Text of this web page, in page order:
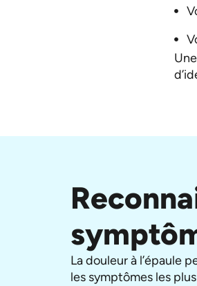
La douleur à l’épaule
les symptômes les